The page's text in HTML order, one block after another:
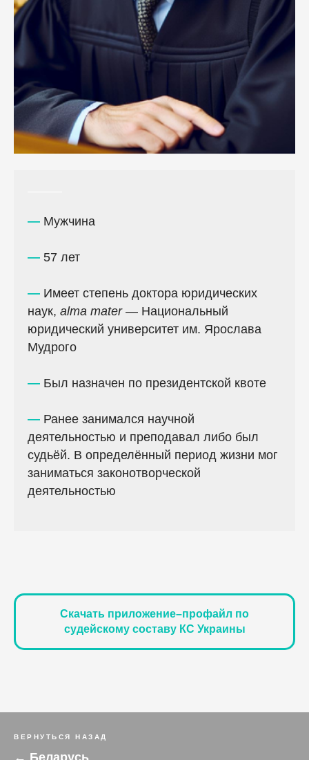
— Мужчина
— 57 лет
— Имеет степень доктора юридических
наук, alma mater— Национальный
юридический университет им. Ярослава
Мудрого
— Был назначен по президентской квоте
— Ранее занимался научной
деятельностью и преподавал либо был
судьёй. В определённый период жизни мог
заниматься законотворческой
деятельностью
Скачать приложение–профайл по
судейскому составу КС Украины
ВЕРНУТЬСЯ НАЗАД
← Беларусь